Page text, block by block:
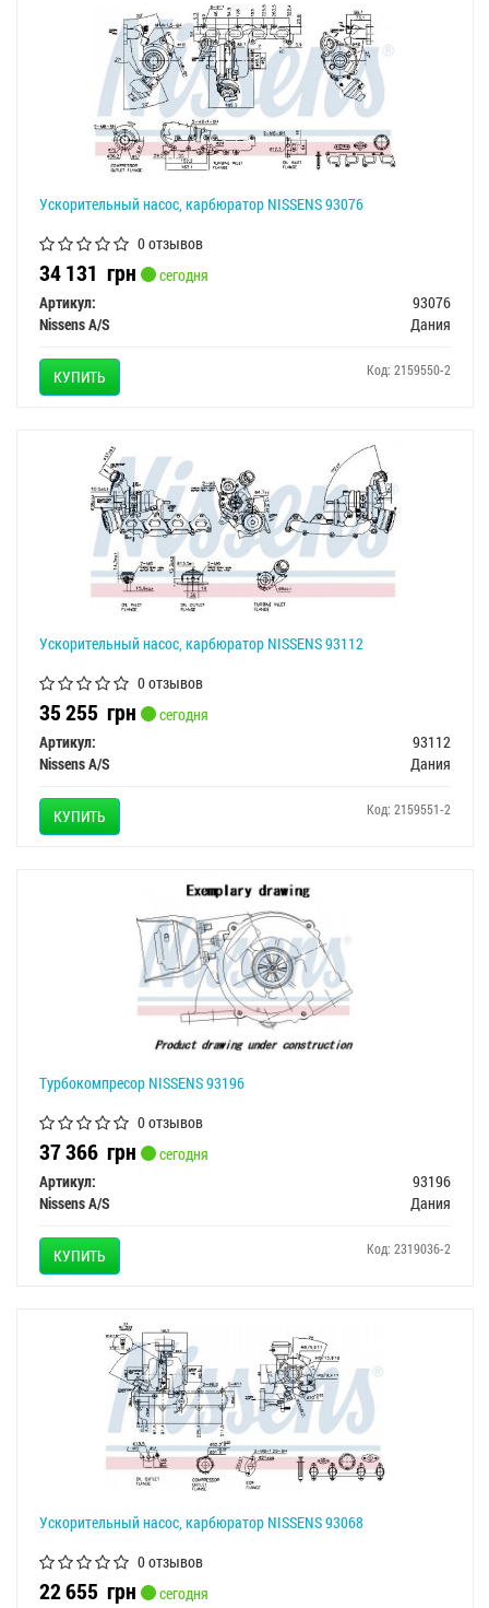
Ускорительный насос, карбюратор NISSENS 93076
0 отзывов
34 131 грн
сегодня
Артикул:
93076
Nissens A/S
Дания
КУПИТЬ Код: 2159550-2
Ускорительный насос, карбюратор NISSENS 93112
0 отзывов
35 255 грн
сегодня
Артикул:
93112
Nissens A/S
Дания
КУПИТЬ Код: 2159551-2
Турбокомпресор NISSENS 93196
0 отзывов
37 366 грн
сегодня
Артикул:
93196
Nissens A/S
Дания
КУПИТЬ Код: 2319036-2
Ускорительный насос, карбюратор NISSENS 93068
0 отзывов
22 655 грн
сегодня